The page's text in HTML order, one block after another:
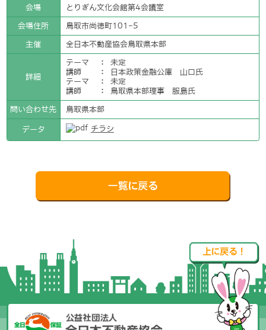
会場 とりぎん文化会館第4会議室
会場住所 鳥取市尚徳町101-5
主催 全日本不動産協会鳥取県本部
詳細
テーマ ：
未定
講師
：
日本政策金融公庫 山口氏
テーマ
：
未定
講師
： 鳥取県本部理事 服島氏
問い合わせ先 鳥取県本部
データ チラシ